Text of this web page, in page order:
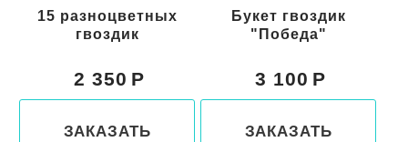
Букет гвоздик
"Победа"
3 100
ЗАКАЗАТЬ
Букет красных
гвоздик "Родина"
3 200
ЗАКАЗАТЬ